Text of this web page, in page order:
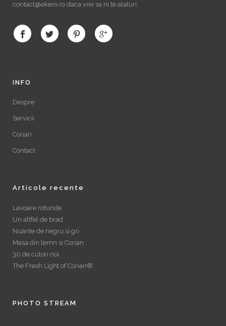
contact@ekero.ro daca vrei sa ni te alaturi.
INFO
Despre
Servicii
Corian
Contact
Articole recente
Lavoare rotunde
Un altfel de brad
Nuante de negru si gri
Masa din lemn si Corian
30 de culori noi
The Fresh Light of Corian®
PHOTO STREAM